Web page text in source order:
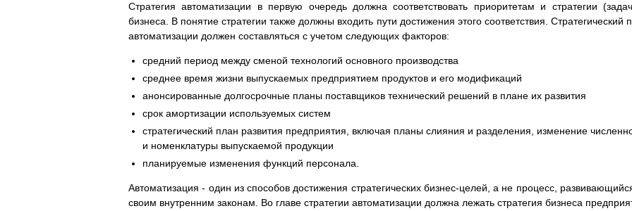
Стратегия автоматизации в первую очередь должна соответствовать приоритетам и стратегии
бизнеса. В понятие стратегии также должны входить пути достижения этого соответствия. Стратегический
автоматизации должен составляться с учетом следующих факторов:
средний период между сменой технологий основного производства
среднее время жизни выпускаемых предприятием продуктов и его модификаций
анонсированные долгосрочные планы поставщиков технический решений в плане их развития
срок амортизации используемых систем
стратегический план развития предприятия, включая планы слияния и разделения, изменение
и номенклатуры выпускаемой продукции
планируемые изменения функций персонала.
Автоматизация - один из способов достижения стратегических бизнес-целей, а не процесс,
своим внутренним законам. Во главе стратегии автоматизации должна лежать стратегия бизнеса